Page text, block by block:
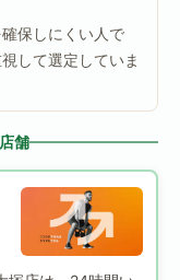
保しにくい人で
して選定していま
舗